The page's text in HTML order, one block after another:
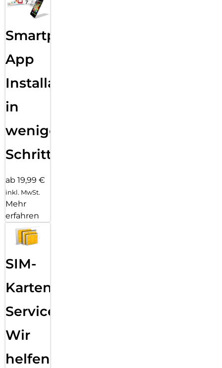
Smartphone
App
Installation
in
wenigen
Schritten
ab 19,99 €
inkl. MwSt.
Mehr
erfahren
SIM-
Karten
Service:
Wir
helfen